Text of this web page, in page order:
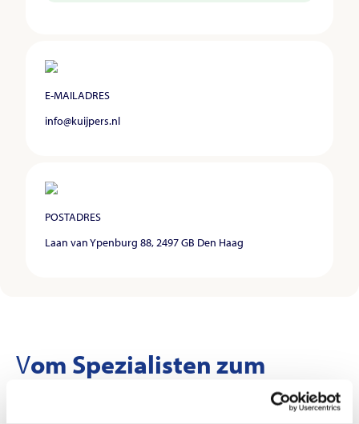
E-MAILADRES
info@kuijpers.nl
POSTADRES
Laan van Ypenburg 88, 2497 GB Den Haag
Vom Spezialisten zum